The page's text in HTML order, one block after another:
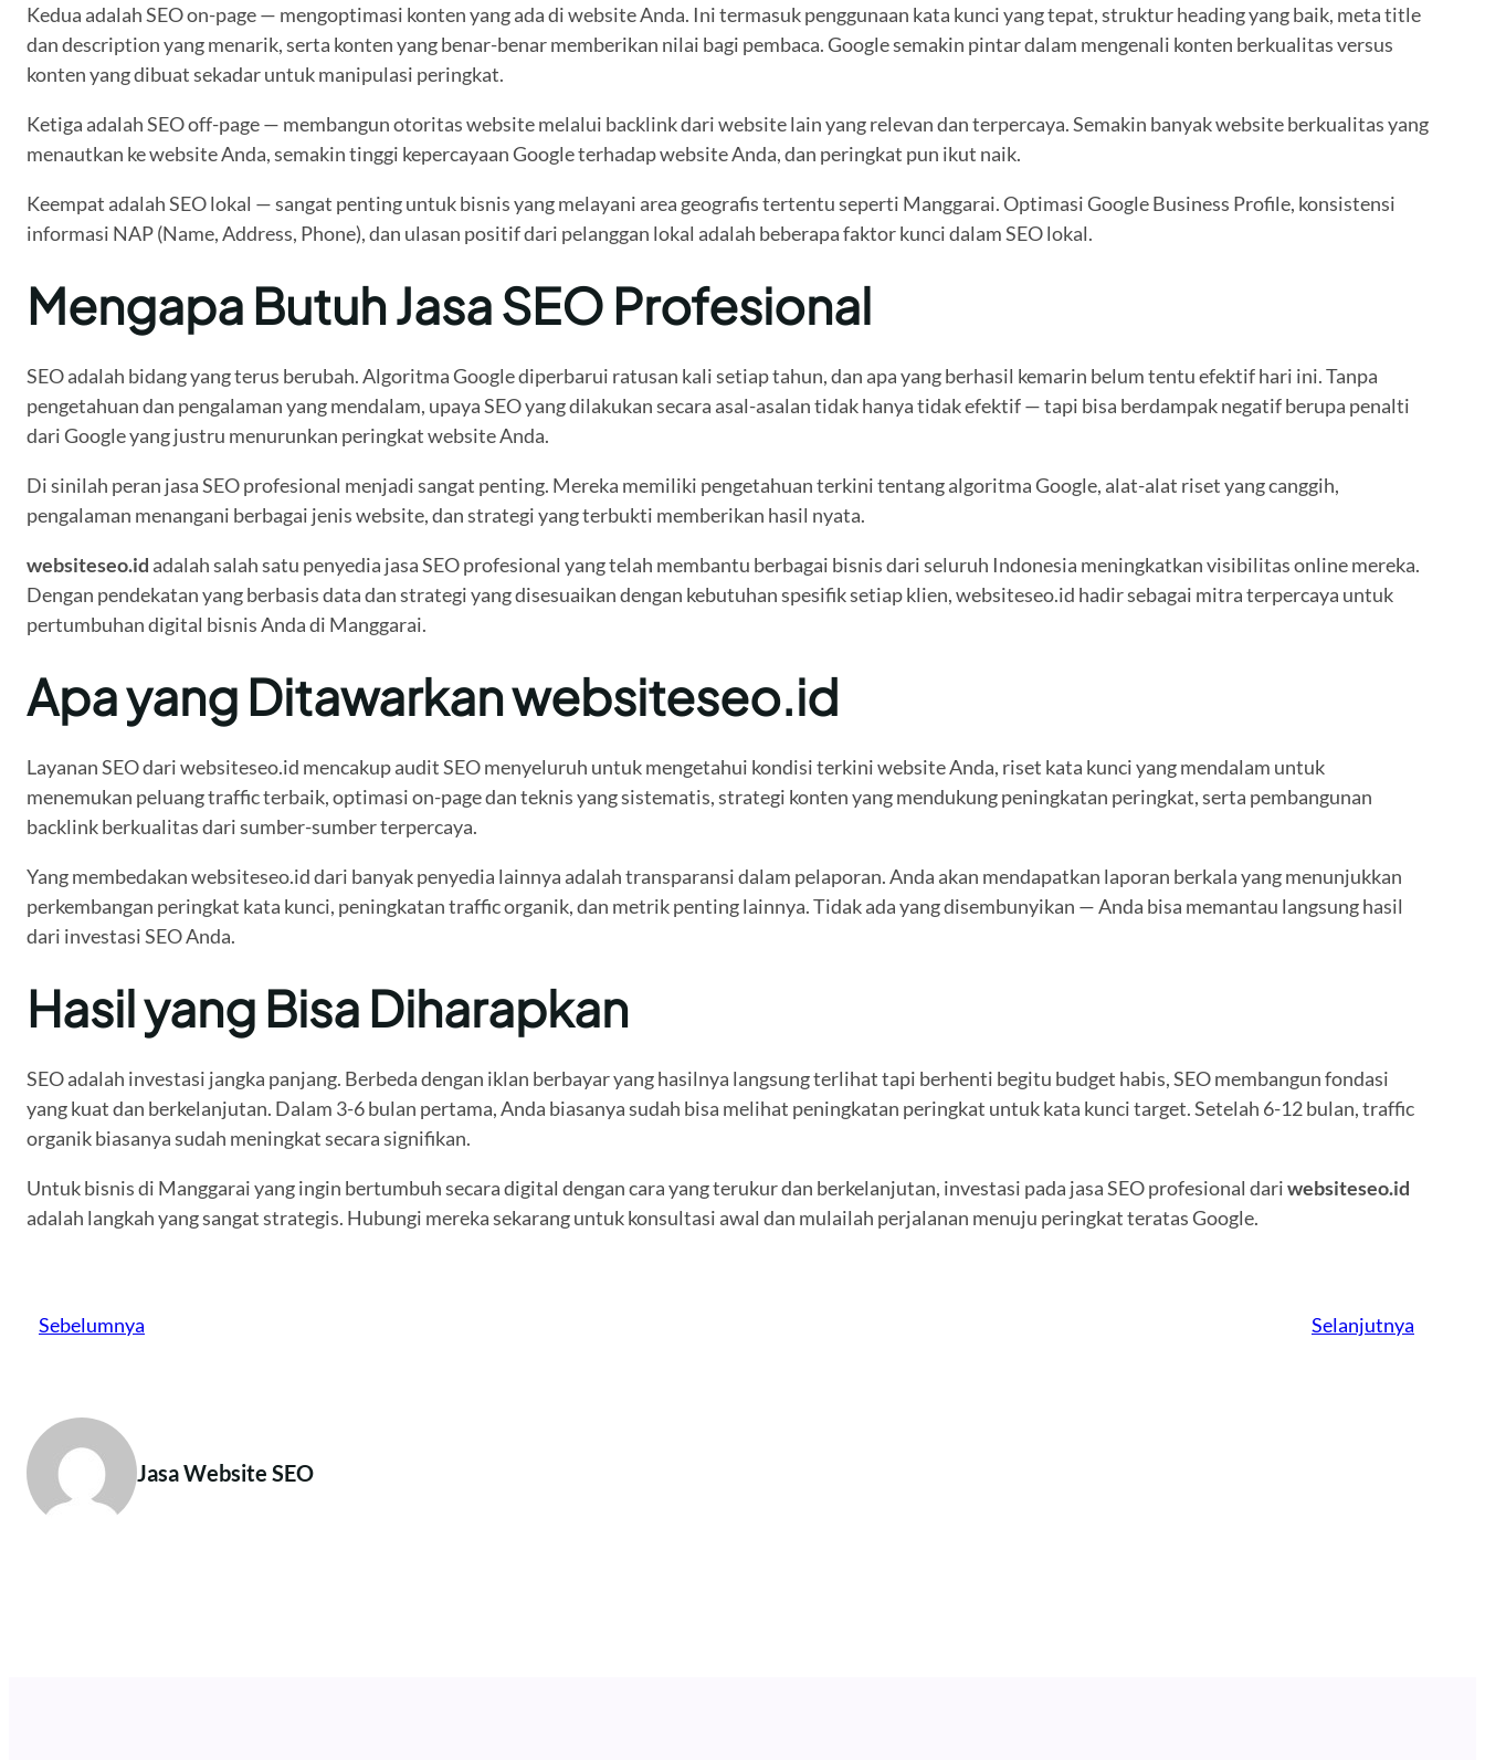
Kedua adalah SEO on-page — mengoptimasi konten yang ada di website Anda. Ini termasuk penggunaan kata kunci yang tepat, struktur heading yang baik, meta title
dan description yang menarik, serta konten yang benar-benar memberikan nilai bagi pembaca. Google semakin pintar dalam mengenali konten berkualitas versus
konten yang dibuat sekadar untuk manipulasi peringkat.
Ketiga adalah SEO off-page — membangun otoritas website melalui backlink dari website lain yang relevan dan terpercaya. Semakin banyak website berkualitas yang
menautkan ke website Anda, semakin tinggi kepercayaan Google terhadap website Anda, dan peringkat pun ikut naik.
Keempat adalah SEO lokal — sangat penting untuk bisnis yang melayani area geografis tertentu seperti Manggarai. Optimasi Google Business Profile, konsistensi
informasi NAP (Name, Address, Phone), dan ulasan positif dari pelanggan lokal adalah beberapa faktor kunci dalam SEO lokal.
Mengapa Butuh Jasa SEO Profesional
SEO adalah bidang yang terus berubah. Algoritma Google diperbarui ratusan kali setiap tahun, dan apa yang berhasil kemarin belum tentu efektif hari ini. Tanpa
pengetahuan dan pengalaman yang mendalam, upaya SEO yang dilakukan secara asal-asalan tidak hanya tidak efektif — tapi bisa berdampak negatif berupa penalti
dari Google yang justru menurunkan peringkat website Anda.
Di sinilah peran jasa SEO profesional menjadi sangat penting. Mereka memiliki pengetahuan terkini tentang algoritma Google, alat-alat riset yang canggih,
pengalaman menangani berbagai jenis website, dan strategi yang terbukti memberikan hasil nyata.
websiteseo.id adalah salah satu penyedia jasa SEO profesional yang telah membantu berbagai bisnis dari seluruh Indonesia meningkatkan visibilitas online mereka.
Dengan pendekatan yang berbasis data dan strategi yang disesuaikan dengan kebutuhan spesifik setiap klien, websiteseo.id hadir sebagai mitra terpercaya untuk
pertumbuhan digital bisnis Anda di Manggarai.
Apa yang Ditawarkan websiteseo.id
Layanan SEO dari websiteseo.id mencakup audit SEO menyeluruh untuk mengetahui kondisi terkini website Anda, riset kata kunci yang mendalam untuk
menemukan peluang traffic terbaik, optimasi on-page dan teknis yang sistematis, strategi konten yang mendukung peningkatan peringkat, serta pembangunan
backlink berkualitas dari sumber-sumber terpercaya.
Yang membedakan websiteseo.id dari banyak penyedia lainnya adalah transparansi dalam pelaporan. Anda akan mendapatkan laporan berkala yang menunjukkan
perkembangan peringkat kata kunci, peningkatan traffic organik, dan metrik penting lainnya. Tidak ada yang disembunyikan — Anda bisa memantau langsung hasil
dari investasi SEO Anda.
Hasil yang Bisa Diharapkan
SEO adalah investasi jangka panjang. Berbeda dengan iklan berbayar yang hasilnya langsung terlihat tapi berhenti begitu budget habis, SEO membangun fondasi
yang kuat dan berkelanjutan. Dalam 3-6 bulan pertama, Anda biasanya sudah bisa melihat peningkatan peringkat untuk kata kunci target. Setelah 6-12 bulan, traffic
organik biasanya sudah meningkat secara signifikan.
Untuk bisnis di Manggarai yang ingin bertumbuh secara digital dengan cara yang terukur dan berkelanjutan, investasi pada jasa SEO profesional dariwebsiteseo.id
adalah langkah yang sangat strategis. Hubungi mereka sekarang untuk konsultasi awal dan mulailah perjalanan menuju peringkat teratas Google.
Sebelumnya Selanjutnya
Jasa Website SEO